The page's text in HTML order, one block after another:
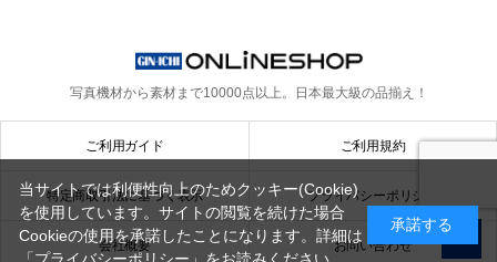
写真機材から素材まで10000点以上。 日本最大級の品揃え！
ご利用ガイド ご利用規約
特定商取引法に基づく表示 プライバシーポリシー
会社概要 お問い合わせ
当サイトでは利便性向上のためクッキー(Cookie)
を使用しています。サイトの閲覧を続けた場合
Cookieの使用を承諾したことになります。詳細は
承諾する